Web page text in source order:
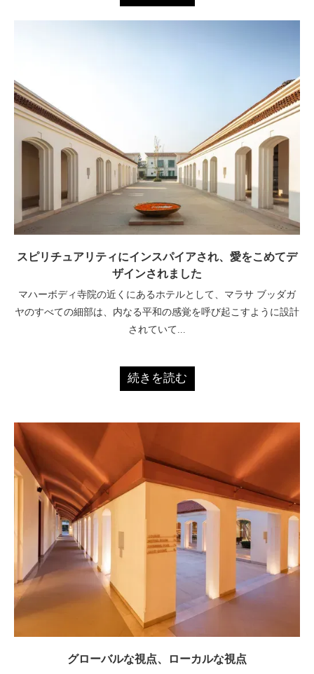
スピリチュアリティにインスパイアされ、愛をこめてデ
ザインされました
マハーボディ寺院の近くにあるホテルとして、マラサ ブッダガ
ヤのすべての細部は、内なる平和の感覚を呼び起こすように設計
されていて...
続きを読む
グローバルな視点、ローカルな視点